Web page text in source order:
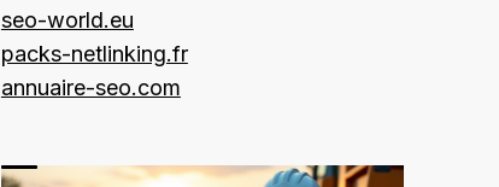
seo-world.eu
packs-netlinking.fr
annuaire-seo.com